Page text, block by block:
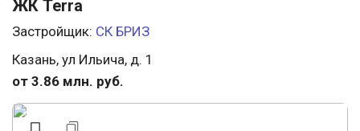
ЖК Terra
Застройщик: СК БРИЗ
Казань, ул Ильича, д. 1
от 3.86 млн. руб.